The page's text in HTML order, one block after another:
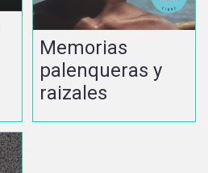
Memorias
palenqueras y
raizales